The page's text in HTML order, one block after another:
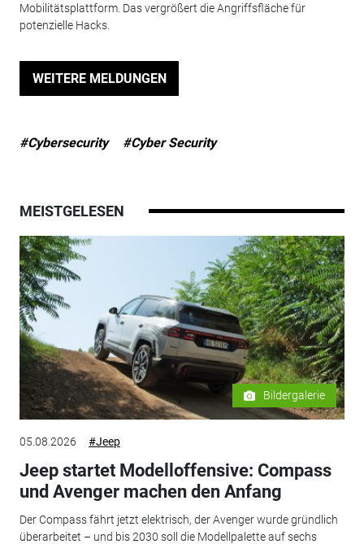
Mobilitätsplattform. Das vergrößert die Angriffsfläche für
potenzielle Hacks.
WEITERE MELDUNGEN
#Cybersecurity #Cyber Security
MEISTGELESEN
Bildergalerie
05.08.2026 #Jeep
Jeep startet Modelloffensive: Compass
und Avenger machen den Anfang
Der Compass fährt jetzt elektrisch, der Avenger wurde gründlich
überarbeitet – und bis 2030 soll die Modellpalette auf sechs